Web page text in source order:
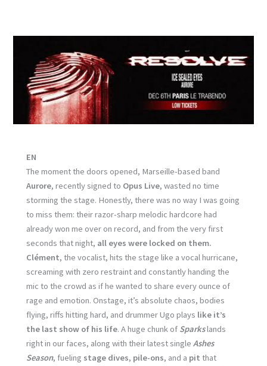
EN
The moment the doors opened, Marseille-based band
Aurore, recently signed to Opus Live, wasted no time
storming the stage. Honestly, there was no way I was going
to miss them: their razor-sharp melodic hardcore had
already won me over on record, and from the very first
seconds that night, all eyes were locked on them.
Clément, the vocalist, hits the stage like a vocal hurricane,
screaming with zero restraint and constantly handing the
mic to the crowd as if he wanted to share every ounce of
rage and emotion. Onstage, it’s absolute chaos, bodies
flying, riffs hitting hard, and drummer Ugo plays like it’s
the last show of his life. A huge chunk of Sparkslands
right in our faces, along with their latest singleAshes
Season, fueling stage dives, pile-ons, and a pit that